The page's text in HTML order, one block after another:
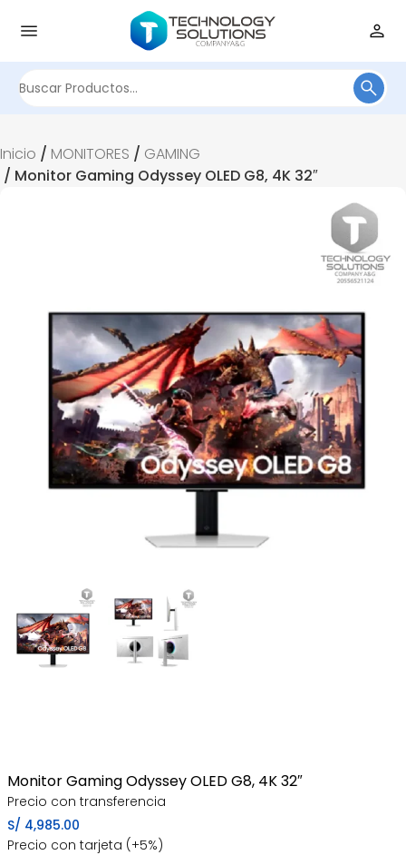
Inicio / MONITORES / GAMING
/ Monitor Gaming Odyssey OLED G8, 4K 32″
Monitor Gaming Odyssey OLED G8, 4K 32″
Precio con transferencia
S/ 4,985.00
Precio con tarjeta (+5%)